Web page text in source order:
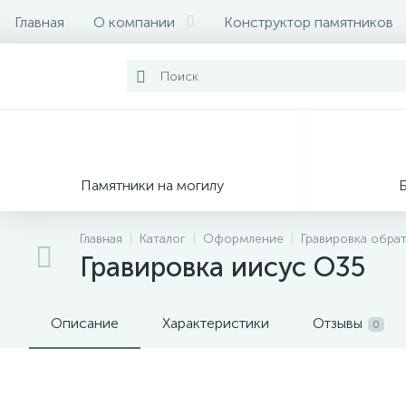
Главная О компании Конструктор памятников
Памятники на могилу
Главная Каталог Оформление Гравировка
Гравировка иисус О35
Описание Характеристики Отзывы 0